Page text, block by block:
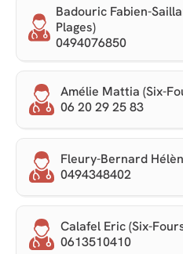
Badouric Fabien-
Plages)
0494076850
Amélie Mattia (Six-
06 20 29 25 83
Fleury-Bernard
0494348402
Calafel Eric (Six-
0613510410